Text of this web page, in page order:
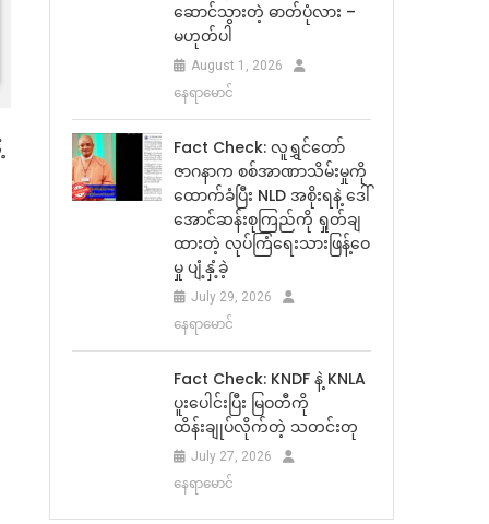
ဆောင်သွားတဲ့ ဓာတ်ပုံလား –
မဟုတ်ပါ
August 1, 2026
နေရာမောင်
Fact Check: လူရွှင်တော်
ဇာဂနာက စစ်အာဏာသိမ်းမှုကို
ထောက်ခံပြီး NLD အစိုးရနဲ့ ဒေါ်
အောင်ဆန်းစုကြည်ကို ရှုတ်ချ
ထားတဲ့ လုပ်ကြံရေးသားဖြန့်ဝေ
မှု ပျံ့နှံ့ခဲ့
July 29, 2026
နေရာမောင်
Fact Check: KNDF နဲ့ KNLA
ပူးပေါင်းပြီး မြဝတီကို
ထိန်းချုပ်လိုက်တဲ့ သတင်းတု
July 27, 2026
နေရာမောင်